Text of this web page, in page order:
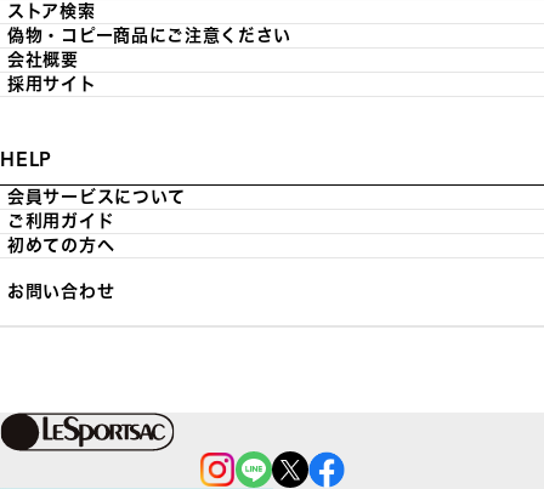
ストア検索
偽物・コピー商品にご注意ください
会社概要
採用サイト
HELP
会員サービスについて
ご利用ガイド
初めての方へ
お問い合わせ